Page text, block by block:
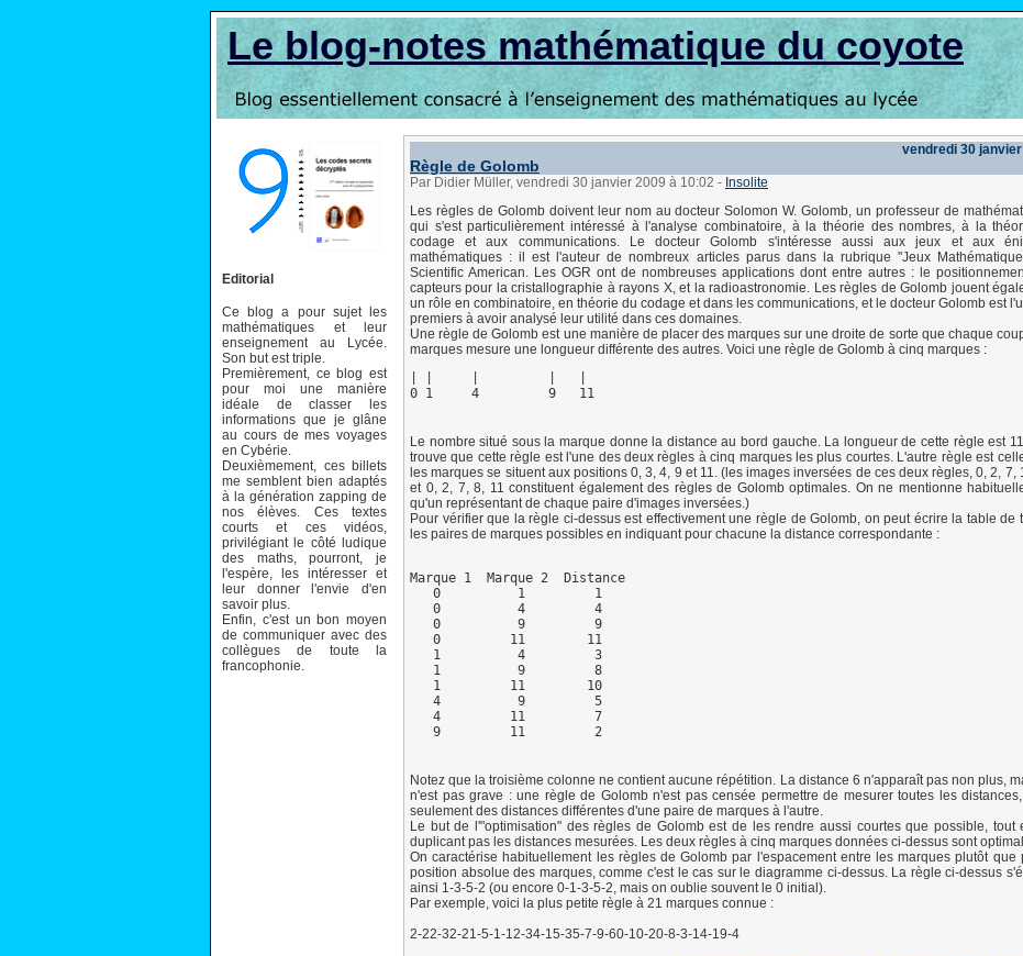
Le blog-notes mathématique du coyote
Editorial
Ce blog a pour sujet les
mathématiques et leur
enseignement au Lycée.
Son but est triple.
Premièrement, ce blog est
pour moi une manière
idéale de classer les
informations que je glâne
au cours de mes voyages
en Cybérie.
Deuxièmement, ces billets
me semblent bien adaptés
à la génération zapping de
nos élèves. Ces textes
courts et ces vidéos,
privilégiant le côté ludique
des maths, pourront, je
l'espère, les intéresser et
leur donner l'envie d'en
savoir plus.
Enfin, c'est un bon moyen
de communiquer avec des
collègues de toute la
francophonie.
vendredi 30
Règle de Golomb
Par Didier Müller, vendredi 30 janvier 2009 à 10:02 - Insolite
Les règles de Golomb doivent leur nom au docteur Solomon W. Golomb, un professeur de
qui s'est particulièrement intéressé à l'analyse combinatoire, à la théorie des nombres, à la
codage et aux communications. Le docteur Golomb s'intéresse aussi aux jeux et aux
mathématiques : il est l'auteur de nombreux articles parus dans la rubrique "Jeux
Scientific American. Les OGR ont de nombreuses applications dont entre autres : le
capteurs pour la cristallographie à rayons X, et la radioastronomie. Les règles de Golomb jouent
un rôle en combinatoire, en théorie du codage et dans les communications, et le docteur Golomb est
premiers à avoir analysé leur utilité dans ces domaines.
Une règle de Golomb est une manière de placer des marques sur une droite de sorte que chaque
marques mesure une longueur différente des autres. Voici une règle de Golomb à cinq marques :
Le nombre situé sous la marque donne la distance au bord gauche. La longueur de cette règle est
trouve que cette règle est l'une des deux règles à cinq marques les plus courtes. L'autre règle est
les marques se situent aux positions 0, 3, 4, 9 et 11. (les images inversées de ces deux règles, 0, 2, 7,
et 0, 2, 7, 8, 11 constituent également des règles de Golomb optimales. On ne mentionne
qu'un représentant de chaque paire d'images inversées.)
Pour vérifier que la règle ci-dessus est effectivement une règle de Golomb, on peut écrire la table de
les paires de marques possibles en indiquant pour chacune la distance correspondante :
Marque 1  Marque 2  Distance
   0          1         1
   0          4         4
   0          9         9
   0         11        11
   1          4         3
   1          9         8
   1         11        10
   4          9         5
   4         11         7
Notez que la troisième colonne ne contient aucune répétition. La distance 6 n'apparaît pas non plus,
n'est pas grave : une règle de Golomb n'est pas censée permettre de mesurer toutes les
seulement des distances différentes d'une paire de marques à l'autre.
Le but de l'"optimisation" des règles de Golomb est de les rendre aussi courtes que possible, tout
duplicant pas les distances mesurées. Les deux règles à cinq marques données ci-dessus sont
On caractérise habituellement les règles de Golomb par l'espacement entre les marques plutôt que
position absolue des marques, comme c'est le cas sur le diagramme ci-dessus. La règle ci-dessus
ainsi 1-3-5-2 (ou encore 0-1-3-5-2, mais on oublie souvent le 0 initial).
Par exemple, voici la plus petite règle à 21 marques connue :
2-22-32-21-5-1-12-34-15-35-7-9-60-10-20-8-3-14-19-4